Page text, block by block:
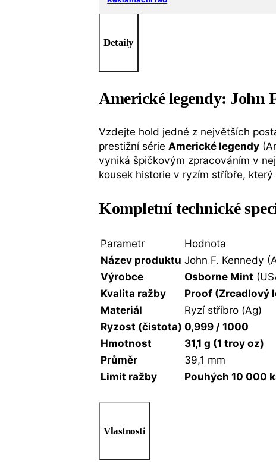
Detaily
Americké legendy: John
Vzdejte hold jedné z největších
prestižní série Americké legendy
vyniká špičkovým zpracováním v
kousek historie v ryzím stříbře,
Kompletní technické
Parametr
Hodnota
Název produktu John F. Kennedy
Výrobce
Osborne Mint
Kvalita ražby
Proof (Zrcadlový
Materiál
Ryzí stříbro (Ag)
Ryzost (čistota) 0,999 / 1000
Hmotnost
31,1 g (1 troy oz)
Průměr
39,1 mm
Limit ražby
Pouhých 10 000
Vlastnosti